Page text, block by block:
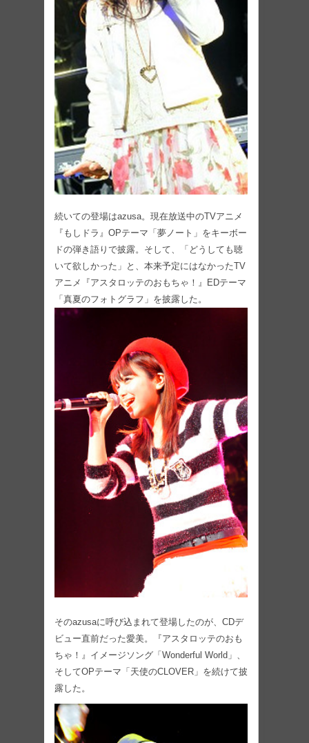
続いての登場はazusa。現在放送中のTVアニメ
『もしドラ』OPテーマ「夢ノート」をキーボー
ドの弾き語りで披露。そして、「どうしても聴
いて欲しかった」と、本来予定にはなかったTV
アニメ『アスタロッテのおもちゃ！』EDテーマ
「真夏のフォトグラフ」を披露した。
そのazusaに呼び込まれて登場したのが、CDデ
ビュー直前だった愛美。『アスタロッテのおも
ちゃ！』イメージソング「Wonderful World」、
そしてOPテーマ「天使のCLOVER」を続けて披
露した。